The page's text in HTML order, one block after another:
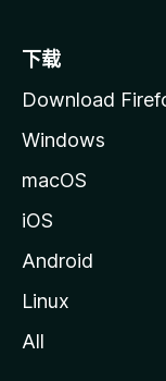
下载
Download
Windows
macOS
iOS
Android
Linux
All